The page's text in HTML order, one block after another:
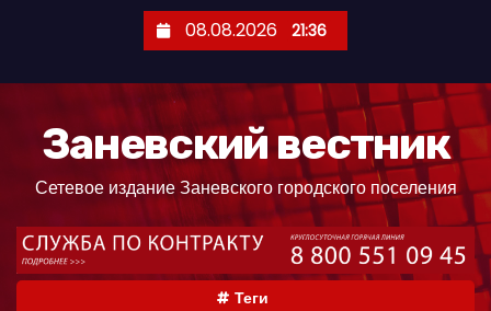
08.08.2026 21:36
Заневский вестник
Сетевое издание Заневского городского поселения
Теги